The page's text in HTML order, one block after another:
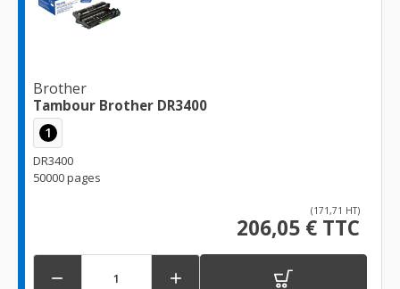
Brother
Tambour Brother DR3400
1
DR3400
50000 pages
(171,71 HT)
206,05 € TTC
 